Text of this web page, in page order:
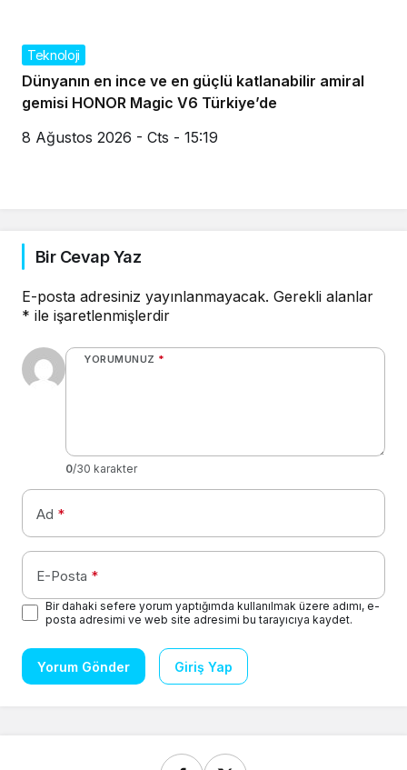
Teknoloji
Dünyanın en ince ve en güçlü katlanabilir amiral
gemisi HONOR Magic V6 Türkiye’de
8 Ağustos 2026 - Cts - 15:19
Bir Cevap Yaz
E-posta adresiniz yayınlanmayacak. Gerekli alanlar
* ile işaretlenmişlerdir
YORUMUNUZ *
0/30 karakter
Ad *
E-Posta *
Bir dahaki sefere yorum yaptığımda kullanılmak üzere adımı, e-
posta adresimi ve web site adresimi bu tarayıcıya kaydet.
Yorum Gönder Giriş Yap